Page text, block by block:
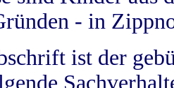
- in
ist der